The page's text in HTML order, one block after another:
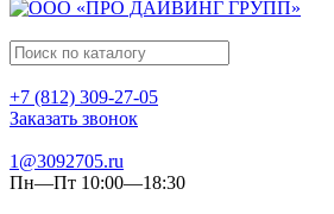
+7 (812) 309-27-05
Заказать звонок
1@3092705.ru
Пн—Пт 10:00—18:30